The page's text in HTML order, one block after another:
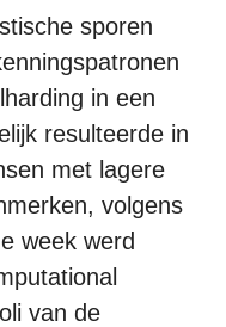
sporen
in een
resulteerde in
met lagere
volgens
week werd
van de